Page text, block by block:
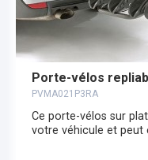
Porte-vélos
PVMA021P3RA
Ce porte-vélos sur
votre véhicule et peut